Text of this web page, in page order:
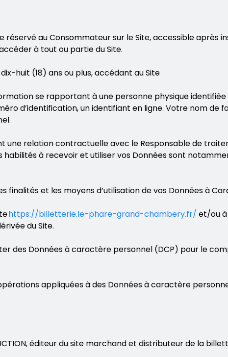
réservé au Consommateur sur le Site, accessible après
à tout ou partie du Site.
huit (18) ans ou plus, accédant au Site
se rapportant à une personne physique
d’identification, un identifiant en ligne. Votre nom de
une relation contractuelle avec le Responsable de
à recevoir et utiliser vos Données sont
finalités et les moyens d’utilisation de vos Données à
https://billetterie.le-phare-grand-chambery.fr/ et/ou à
du Site.
des Données à caractère personnel (DCP) pour le
appliquées à des Données à caractère
éditeur du site marchand et distributeur de la